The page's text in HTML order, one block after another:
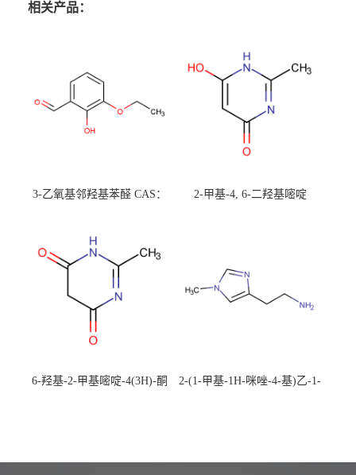
相关产品：
3-乙氧基邻羟基苯醛 CAS：
校可先用后付
2-甲基-4, 6-二羟基嘧啶
6-羟基-2-甲基嘧啶-4(3H)-酮
2-(1-甲基-1H-咪唑-4-基)乙-1-